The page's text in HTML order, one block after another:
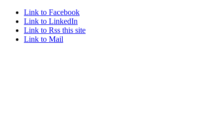
Link to Facebook
Link to LinkedIn
Link to Rss this site
Link to Mail